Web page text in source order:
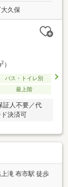
久保
2）
バス・トイレ別
最上階
証人不要／代
決済可
滝 布市駅 徒歩